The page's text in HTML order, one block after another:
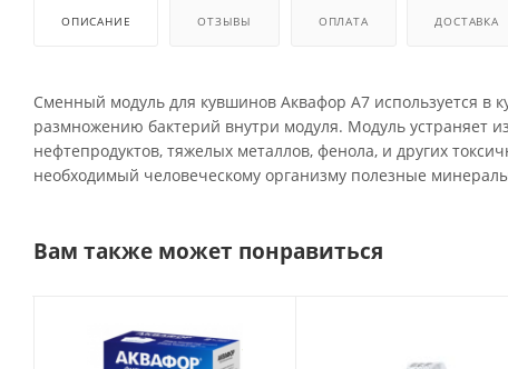
ОПИСАНИЕ ОТЗЫВЫ ОПЛАТА ДОСТАВКА
Сменный модуль для кувшинов Аквафор А7 используется в
размножению бактерий внутри модуля. Модуль устраняет
нефтепродуктов, тяжелых металлов, фенола, и других
необходимый человеческому организму полезные
Вам также может понравиться